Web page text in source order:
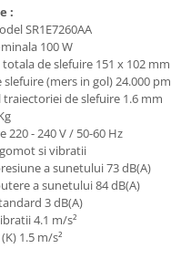
diamantate
electrice
si vopsit
si insurubat
si rindeluit
de banc
:
SR1E7260AA
100 W
de slefuire 151 x 102 mm
slefuire (mers in gol) 24.000 pm
de slefuire 1.6 mm
220 - 240 V / 50-60 Hz
si vibratii
a sunetului 73 dB(A)
a sunetului 84 dB(A)
3 dB(A)
4.1 m/s²
1.5 m/s²